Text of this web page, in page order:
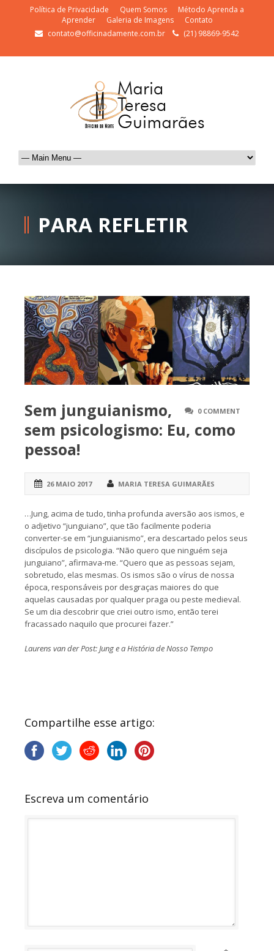
Política de Privacidade Quem Somos
Método Aprenda a
Aprender
Galeria de Imagens
Contato
contato@officinadamente.com.br
(21) 98869-9542
PARA REFLETIR
0 COMMENT
Sem junguianismo,
sem psicologismo: Eu, como
pessoa!
26 MAIO 2017 MARIA TERESA GUIMARÃES
…Jung, acima de tudo, tinha profunda aversão aos ismos, e
o adjetivo “junguiano”, que tão facilmente poderia
converter-se em “junguianismo”, era descartado pelos seus
discípulos de psicologia. “Não quero que ninguém seja
junguiano”, afirmava-me. “Quero que as pessoas sejam,
sobretudo, elas mesmas. Os ismos são o vírus de nossa
época, responsáveis por desgraças maiores do que
aquelas causadas por qualquer praga ou peste medieval.
Se um dia descobrir que criei outro ismo, então terei
fracassado naquilo que procurei fazer.”
Laurens van der Post: Jung e a História de Nosso Tempo
Compartilhe esse artigo:
Escreva um comentário